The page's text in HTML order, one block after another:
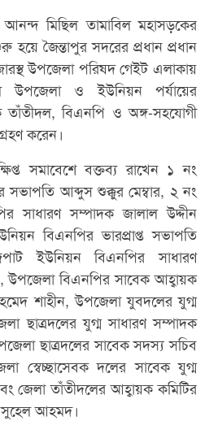
মিছিল তামাবিল মহাসড়কের
হয়ে জৈন্তাপুর সদরের প্রধান প্রধান
উপজেলা পরিষদ গেইট এলাকায়
উপজেলা ও ইউনিয়ন পর্যায়ের
তাঁতীদল, বিএনপি ও অঙ্গ-সহযোগী
করেন।
সমাবেশে বক্তব্য রাখেন ১ নং
আব্দুস শুক্কুর মেম্বার, ২ নং
সাধারণ সম্পাদক জালাল উদ্দীন
বিএনপির ভারপ্রাপ্ত সভাপতি
ইউনিয়ন বিএনপির সাধারণ
উপজেলা বিএনপির সাবেক আহ্বায়ক
শাহীন, উপজেলা যুবদলের যুগ্ম
ছাত্রদলের যুগ্ম সাধারণ সম্পাদক
ছাত্রদলের সাবেক সদস্য সচিব
স্বেচ্ছাসেবক দলের সাবেক যুগ্ম
জেলা তাঁতীদলের আহ্বায়ক কমিটির
সুহেল আহমদ।